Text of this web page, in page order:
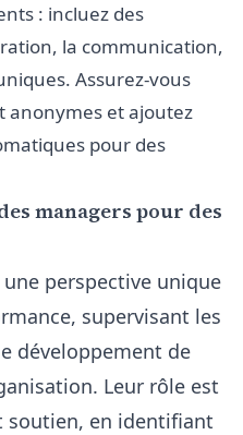
: incluez des
la communication,
Assurez-vous
anonymes et ajoutez
pour des
managers pour des
perspective unique
supervisant les
développement de
Leur rôle est
soutien, en identifiant